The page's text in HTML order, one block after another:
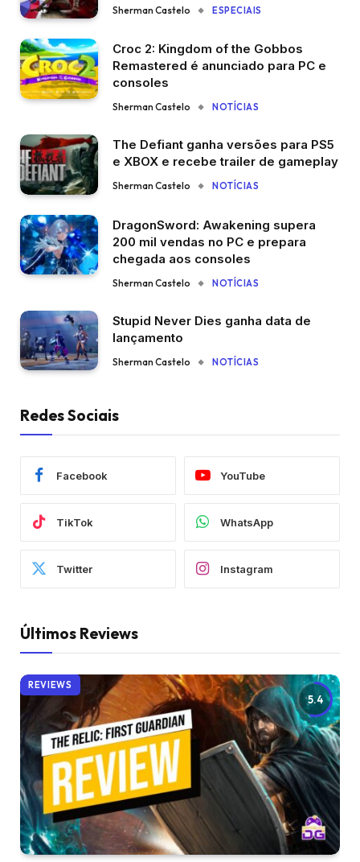
Sherman Castelo ESPECIAIS
Croc 2: Kingdom of the Gobbos
Remastered é anunciado para PC e
consoles
Sherman Castelo NOTÍCIAS
The Defiant ganha versões para PS5
e XBOX e recebe trailer de gameplay
Sherman Castelo NOTÍCIAS
DragonSword: Awakening supera
200 mil vendas no PC e prepara
chegada aos consoles
Sherman Castelo NOTÍCIAS
Stupid Never Dies ganha data de
lançamento
Sherman Castelo NOTÍCIAS
Redes Sociais
Facebook YouTube
TikTok WhatsApp
Twitter Instagram
Últimos Reviews
5.4
REVIEWS